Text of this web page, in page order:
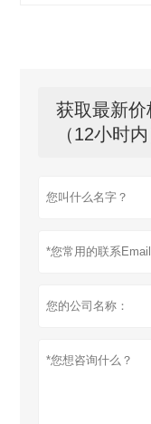
获取最新
（12小时内